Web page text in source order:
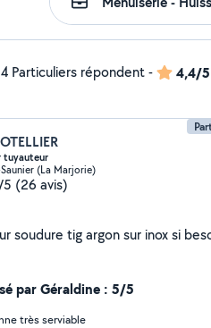
4 Particuliers répondent- 4,4/5
tuyauteur
(La Marjorie)
(26 avis)
soudure tig argon sur inox si
par Géraldine : 5/5
très serviable